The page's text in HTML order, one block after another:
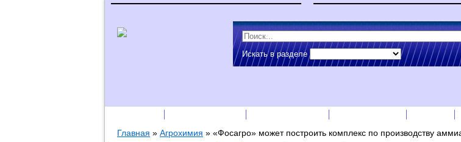
Искать в разделе
Главная » Агрохимия » «Фосагро» может построить комплекс по производству